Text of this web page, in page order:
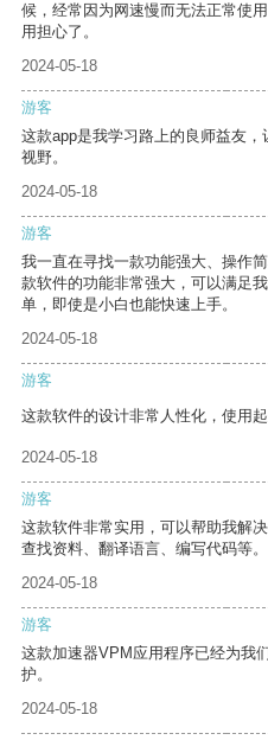
候，经常因为网速慢而无法正常使
用担心了。
2024-05-18
游客
这款app是我学习路上的良师益友
视野。
2024-05-18
游客
我一直在寻找一款功能强大、操作
款软件的功能非常强大，可以满足
单，即使是小白也能快速上手。
2024-05-18
游客
这款软件的设计非常人性化，使用起
2024-05-18
游客
这款软件非常实用，可以帮助我解
查找资料、翻译语言、编写代码等。
2024-05-18
游客
这款加速器VPM应用程序已经为我
护。
2024-05-18